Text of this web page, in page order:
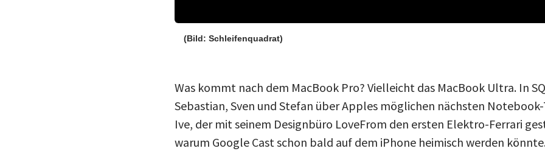
(Bild: Schleifenquadrat)
Was kommt nach dem MacBook Pro? Vielleicht das MacBook Ultra. In
Sebastian, Sven und Stefan über Apples möglichen nächsten
Ive, der mit seinem Designbüro LoveFrom den ersten Elektro-Ferrari
warum Google Cast schon bald auf dem iPhone heimisch werden